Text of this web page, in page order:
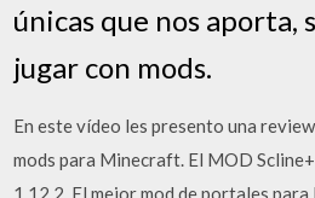
únicas que nos aporta,
jugar con mods.
En este vídeo les presento una
mods para Minecraft. El MOD
1.12.2. El mejor mod de portales